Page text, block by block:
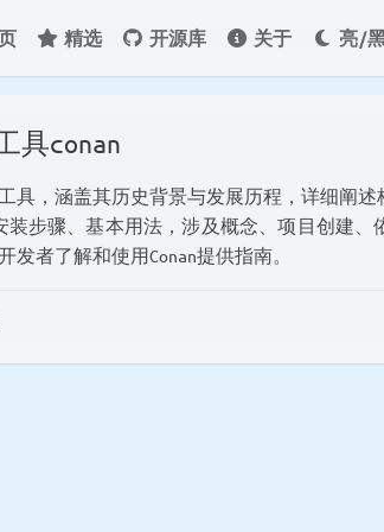
精选 开源库 关于 亮/
具conan
具，涵盖其历史背景与发展历程，详细阐
装步骤、基本用法，涉及概念、项目创建、
发者了解和使用Conan提供指南。